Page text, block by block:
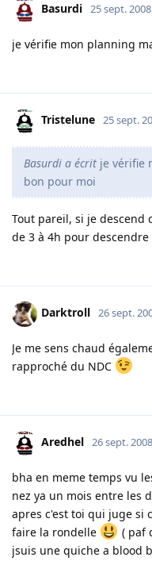
Basurdi 25 sept. 2008
je vérifie mon planning
Tristelune 25 sept.
Basurdi a écrit je vérifie
bon pour moi
Tout pareil, si je
de 3 à 4h pour
Darktroll 26 sept.
Je me sens chaud
rapproché du NDC
Aredhel 26 sept. 2008
bha en meme temps vu
nez ya un mois entre les
apres c'est toi qui juge si
faire la rondelle
( paf
jsuis une quiche a blood